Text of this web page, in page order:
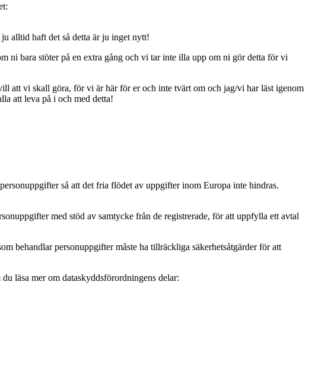
alltid haft det så detta är ju inget nytt!
bara stöter på en extra gång och vi tar inte illa upp om ni gör detta för vi
att vi skall göra, för vi är här för er och inte tvärt om och jag/vi har läst igenom
att leva på i och med detta!
så att det fria flödet av uppgifter inom Europa inte hindras.
med stöd av samtycke från de registrerade, för att uppfylla ett avtal
behandlar personuppgifter måste ha tillräckliga säkerhetsåtgärder för att
läsa mer om dataskyddsförordningens delar: